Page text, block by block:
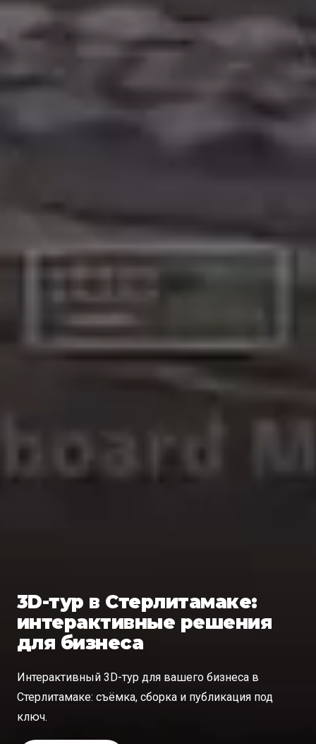
3D-тур в Стерлитамаке:
интерактивные решения
для бизнеса
Интерактивный 3D-тур для вашего бизнеса в
Стерлитамаке: съёмка, сборка и публикация под
ключ.